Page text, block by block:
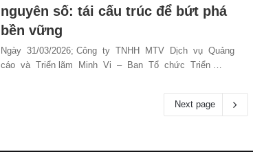
nguyên số: tái cấu trúc để bứt phá
bền vững
Ngày 31/03/2026; Công ty TNHH MTV Dịch vụ Quảng
cáo và Triển lãm Minh Vi – Ban Tổ chức Triển …
Next page